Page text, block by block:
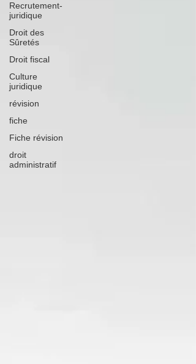
Recrutement-
juridique
Droit des
Sûretés
Droit fiscal
Culture
juridique
révision
fiche
Fiche révision
droit
administratif